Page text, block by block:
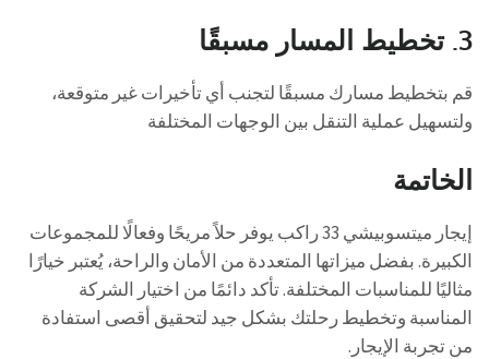
3. تخطيط المسار مسبقًا
قم بتخطيط مسارك مسبقًا لتجنب أي تأخيرات غير متوقعة،
ولتسهيل عملية التنقل بين الوجهات المختلفة
الخاتمة
إيجار ميتسوبيشي 33 راكب يوفر حلاً مريحًا وفعالًا للمجموعات
الكبيرة. بفضل ميزاتها المتعددة من الأمان والراحة، يُعتبر خيارًا
مثاليًا للمناسبات المختلفة. تأكد دائمًا من اختيار الشركة
المناسبة وتخطيط رحلتك بشكل جيد لتحقيق أقصى استفادة
من تجربة الإيجار.